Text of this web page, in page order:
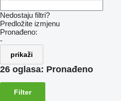
Nedostaju filtri?
Predložite izmjenu
Pronađeno:
-
prikaži
26 oglasa: Pronađeno
Filter